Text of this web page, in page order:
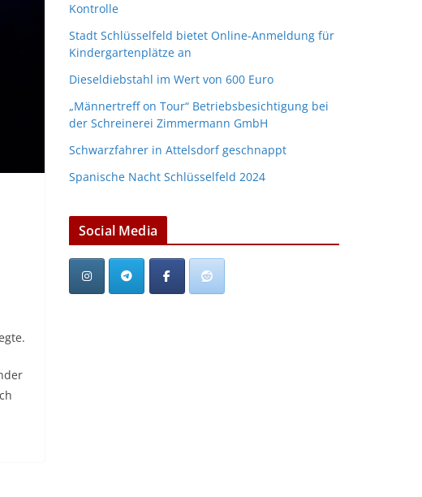
Kontrolle
Stadt Schlüsselfeld bietet Online-Anmeldung für
Kindergartenplätze an
Dieseldiebstahl im Wert von 600 Euro
„Männertreff on Tour“ Betriebsbesichtigung bei
der Schreinerei Zimmermann GmbH
Schwarzfahrer in Attelsdorf geschnappt
Spanische Nacht Schlüsselfeld 2024
Social Media